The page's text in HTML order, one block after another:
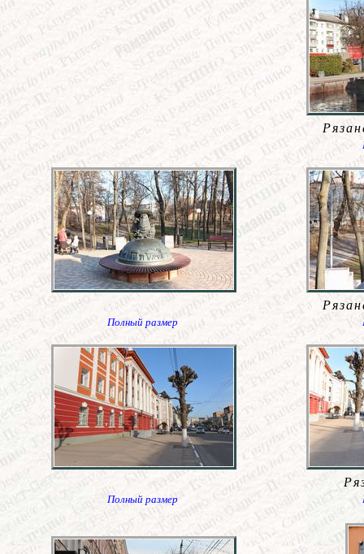
Полный размер
Полный размер